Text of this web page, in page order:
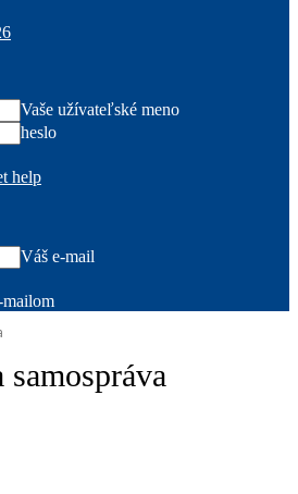
Vaše užívateľské meno
heslo
help
Váš e-mail
mailom
samospráva